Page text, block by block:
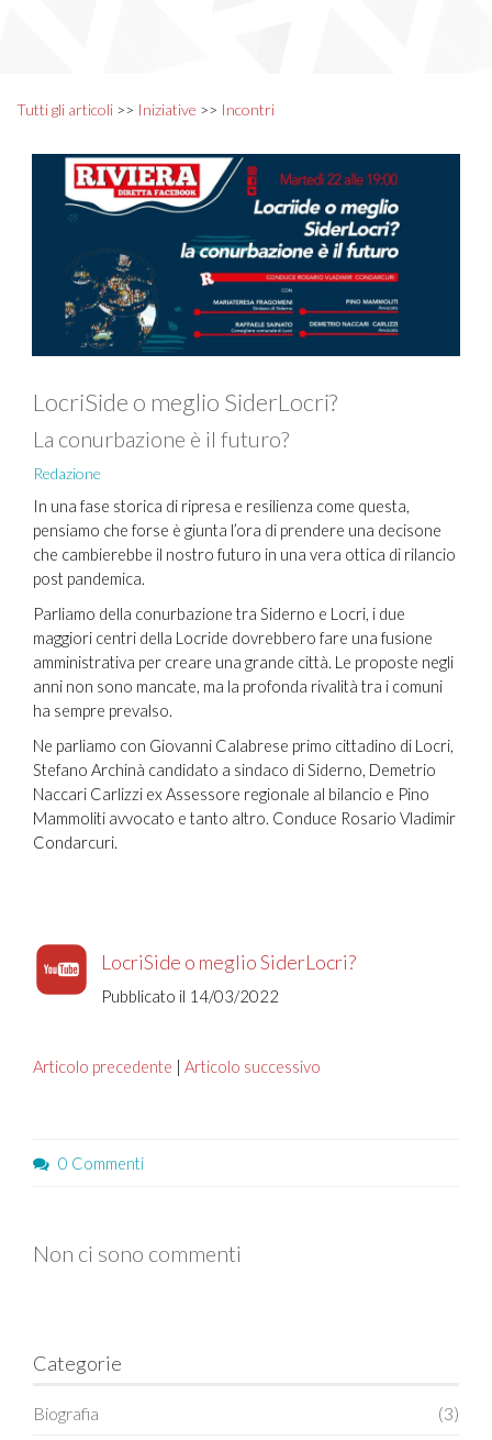
Tutti gli articoli >> Iniziative >> Incontri
LocriSide o meglio SiderLocri?
La conurbazione è il futuro?
Redazione
In una fase storica di ripresa e resilienza come questa,
pensiamo che forse è giunta l’ora di prendere una decisone
che cambierebbe il nostro futuro in una vera ottica di rilancio
post pandemica.
Parliamo della conurbazione tra Siderno e Locri, i due
maggiori centri della Locride dovrebbero fare una fusione
amministrativa per creare una grande città. Le proposte negli
anni non sono mancate, ma la profonda rivalità tra i comuni
ha sempre prevalso.
Ne parliamo con Giovanni Calabrese primo cittadino di Locri,
Stefano Archinà candidato a sindaco di Siderno, Demetrio
Naccari Carlizzi ex Assessore regionale al bilancio e Pino
Mammoliti avvocato e tanto altro. Conduce Rosario Vladimir
Condarcuri.
LocriSide o meglio SiderLocri?
Pubblicato il 14/03/2022
Articolo precedente | Articolo successivo
0 Commenti
Non ci sono commenti
Categorie
Biografia (3)